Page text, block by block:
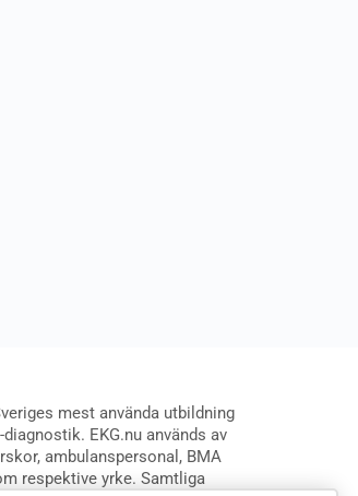
mest använda utbildning
EKG.nu används av
ambulanspersonal, BMA
respektive yrke. Samtliga